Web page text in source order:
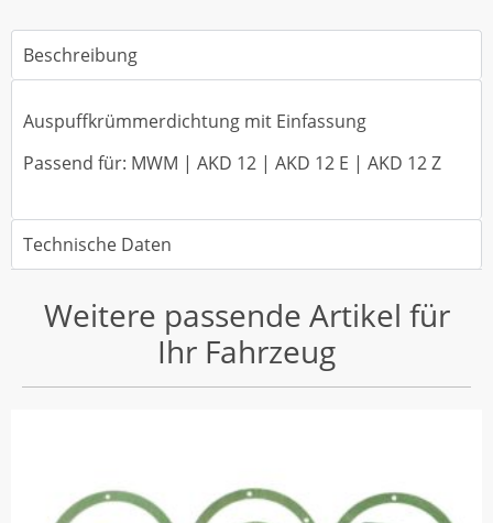
Beschreibung
Auspuffkrümmerdichtung mit Einfassung
Passend für: MWM | AKD 12 | AKD 12 E | AKD 12 Z
Technische Daten
Weitere passende Artikel für
Ihr Fahrzeug